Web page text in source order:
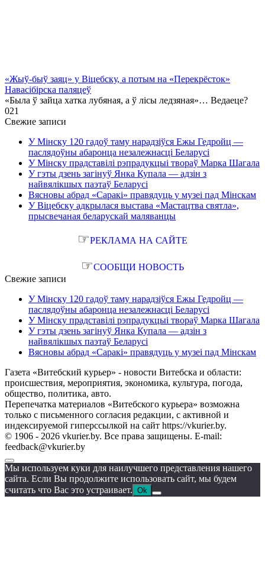
«Жыў-быў заяц» у Віцебску, а потым на «Перекрёсток»
Навасібірска паляцеў
«Была ў зайца хатка лубяная, а ў лісы ледзяная»… Ведаеце?
021
Свежие записи
У Мінску 120 гадоў таму нарадзіўся Ежы Гедройц —
паслядоўны абаронца незалежнасці Беларусі
У Мінску прадставілі рэпрадукцыі твораў Марка Шагала
У гэты дзень загінуў Янка Купала — адзін з
найвялікшых паэтаў Беларусі
Вясновы абрад «Саракі» правядуць у музеі пад Мінскам
У Віцебску адкрылася выстава «Мастацтва святла»,
прысвечаная беларускай маляванцы
☞РЕКЛАМА НА САЙТЕ
☞СООБЩИ НОВОСТЬ
Свежие записи
У Мінску 120 гадоў таму нарадзіўся Ежы Гедройц —
паслядоўны абаронца незалежнасці Беларусі
У Мінску прадставілі рэпрадукцыі твораў Марка Шагала
У гэты дзень загінуў Янка Купала — адзін з
найвялікшых паэтаў Беларусі
Вясновы абрад «Саракі» правядуць у музеі пад Мінскам
Газета «Витебский курьер» - новости Витебска и области:
происшествия, мероприятия, экономика, культура, погода,
общество, политика, авто.
Перепечатка материалов «Витебского курьера» возможна
только с письменного согласия редакции, с активной и
индексируемой гиперссылкой на сайт https://vkurier.by.
© 1906 - 2026 vkurier.by. Все права защищены. E-mail:
feedback@vkurier.by
Мы используем куки для наилучшего представления нашего
сайта. Если Вы продолжите использовать сайт, мы будем
считать что Вас это устраивает. Ok